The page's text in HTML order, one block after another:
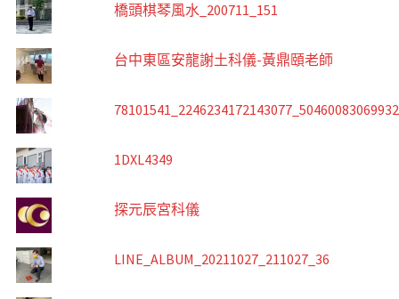
橋頭棋琴風水_200711_151
台中東區安龍謝土科儀-黃鼎頤老師
1DXL4349
探元辰宮科儀
LINE_ALBUM_20211027_211027_36